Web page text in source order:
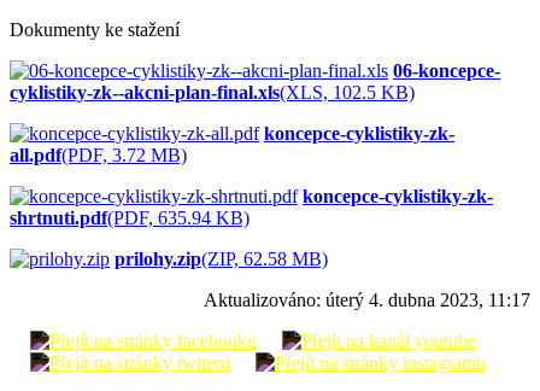
Dokumenty ke stažení
06-koncepce-
cyklistiky-zk--akcni-plan-final.xls(XLS, 102.5 KB)
koncepce-cyklistiky-zk-
all.pdf(PDF, 3.72 MB)
koncepce-cyklistiky-zk-
shrtnuti.pdf(PDF, 635.94 KB)
prilohy.zip(ZIP, 62.58 MB)
Aktualizováno: úterý 4. dubna 2023, 11:17